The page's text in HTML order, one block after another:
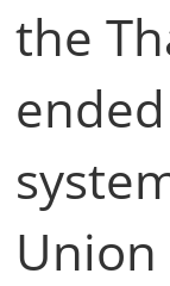
the